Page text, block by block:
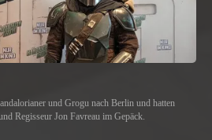
und Grogu nach Berlin und hatten
Regisseur Jon Favreau im Gepäck.